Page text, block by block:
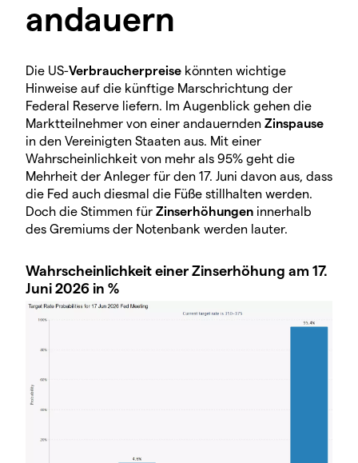
andauern
Die US-Verbraucherpreise könnten wichtige
Hinweise auf die künftige Marschrichtung der
Federal Reserve liefern. Im Augenblick gehen die
Marktteilnehmer von einer andauernden Zinspause
in den Vereinigten Staaten aus. Mit einer
Wahrscheinlichkeit von mehr als 95% geht die
Mehrheit der Anleger für den 17. Juni davon aus, dass
die Fed auch diesmal die Füße stillhalten werden.
Doch die Stimmen für Zinserhöhungen innerhalb
des Gremiums der Notenbank werden lauter.
Wahrscheinlichkeit einer Zinserhöhung am 17.
Juni 2026 in %